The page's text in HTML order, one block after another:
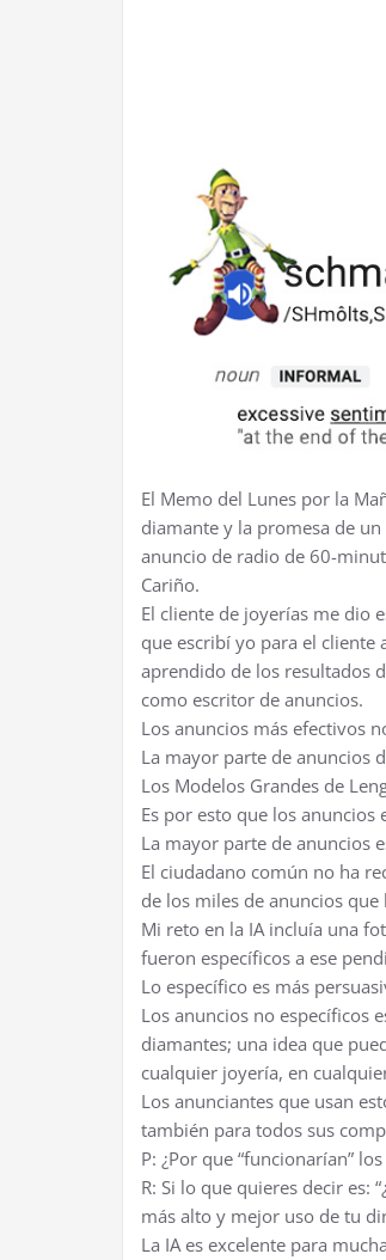
El Memo del Lunes por la
diamante y la promesa de
anuncio de radio de 60-
Cariño.
El cliente de joyerías me dio
que escribí yo para el cliente
aprendido de los resultados
como escritor de anuncios.
Los anuncios más efectivos
La mayor parte de anuncios
Los Modelos Grandes de
Es por esto que los anuncios
La mayor parte de anuncios
El ciudadano común no ha
de los miles de anuncios
Mi reto en la IA incluía una
fueron específicos a ese
Lo específico es más
Los anuncios no específicos
diamantes; una idea que
cualquier joyería, en
Los anunciantes que usan
también para todos sus
P: ¿Por que “funcionarían”
R: Si lo que quieres decir es:
más alto y mejor uso de tu
La IA es excelente para